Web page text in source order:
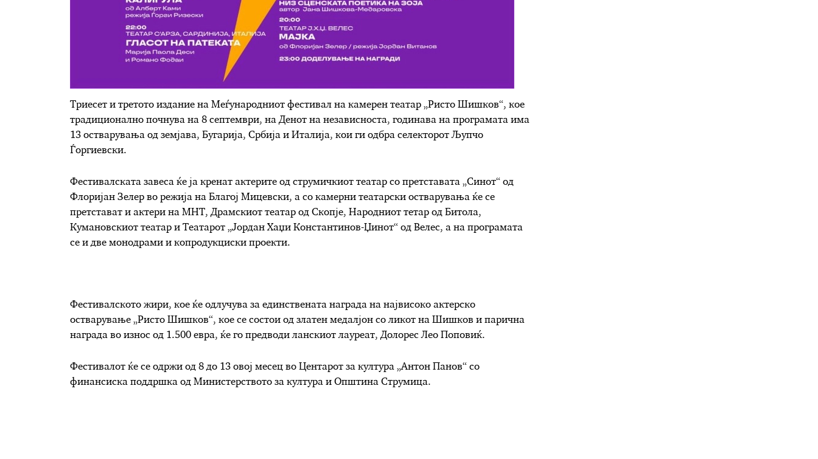
Триесет и третото издание на Меѓународниот фестивал на камерен театар „Ристо Шишков“, кое
традиционално почнува на 8 септември, на Денот на независноста, годинава на програмата има
13 остварувања од земјава, Бугарија, Србија и Италија, кои ги одбра селекторот Љупчо
Ѓоргиевски.
Фестивалската завеса ќе ја кренат актерите од струмичкиот театар со претставата „Синот“ од
Флоријан Зелер во режија на Благој Мицевски, а со камерни театарски остварувања ќе се
претстават и актери на МНТ, Драмскиот театар од Скопје, Народниот тетар од Битола,
Кумановскиот театар и Театарот „Јордан Хаџи Константинов-Џинот“ од Велес, а на програмата
се и две монодрами и копродукциски проекти.
Фестивалското жири, кое ќе одлучува за единствената награда на највисоко актерско
остварување „Ристо Шишков“, кое се состои од златен медалјон со ликот на Шишков и парична
награда во износ од 1.500 евра, ќе го предводи ланскиот лауреат, Долорес Лео Поповиќ.
Фестивалот ќе се одржи од 8 до 13 овој месец во Центарот за култура „Антон Панов“ со
финансиска поддршка од Министерството за култура и Општина Струмица.